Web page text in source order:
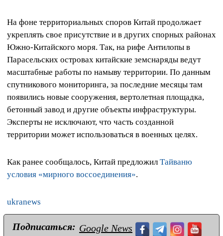
На фоне территориальных споров Китай продолжает
укреплять свое присутствие и в других спорных районах
Южно-Китайского моря. Так, на рифе Антилопы в
Парасельских островах китайские земснаряды ведут
масштабные работы по намыву территории. По данным
спутникового мониторинга, за последние месяцы там
появились новые сооружения, вертолетная площадка,
бетонный завод и другие объекты инфраструктуры.
Эксперты не исключают, что часть созданной
территории может использоваться в военных целях.
Как ранее сообщалось, Китай предложил Тайваню
условия «мирного воссоединения».
ukranews
Подписаться: Google News